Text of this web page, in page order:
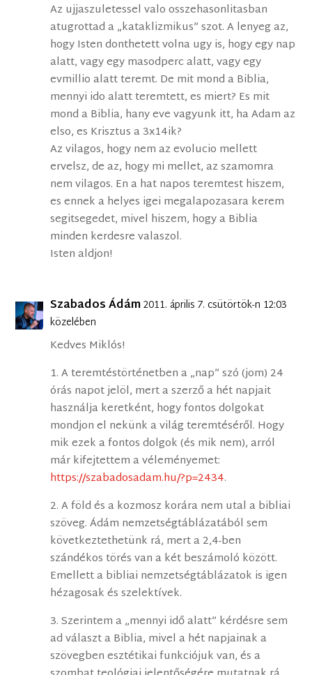
Az ujjaszuletessel valo osszehasonlitasban
atugrottad a „kataklizmikus” szot. A lenyeg az,
hogy Isten donthetett volna ugy is, hogy egy nap
alatt, vagy egy masodperc alatt, vagy egy
evmillio alatt teremt. De mit mond a Biblia,
mennyi ido alatt teremtett, es miert? Es mit
mond a Biblia, hany eve vagyunk itt, ha Adam az
elso, es Krisztus a 3x14ik?
Az vilagos, hogy nem az evolucio mellett
ervelsz, de az, hogy mi mellet, az szamomra
nem vilagos. En a hat napos teremtest hiszem,
es ennek a helyes igei megalapozasara kerem
segitsegedet, mivel hiszem, hogy a Biblia
minden kerdesre valaszol.
Isten aldjon!
Szabados Ádám2011. április 7. csütörtök-n 12:03
közelében
Kedves Miklós!
1. A teremtéstörténetben a „nap” szó (jom) 24
órás napot jelöl, mert a szerző a hét napjait
használja keretként, hogy fontos dolgokat
mondjon el nekünk a világ teremtéséről. Hogy
mik ezek a fontos dolgok (és mik nem), arról
már kifejtettem a véleményemet:
https://szabadosadam.hu/?p=2434.
2. A föld és a kozmosz korára nem utal a bibliai
szöveg. Ádám nemzetségtáblázatából sem
következtethetünk rá, mert a 2,4-ben
szándékos törés van a két beszámoló között.
Emellett a bibliai nemzetségtáblázatok is igen
hézagosak és szelektívek.
3. Szerintem a „mennyi idő alatt” kérdésre sem
ad választ a Biblia, mivel a hét napjainak a
szövegben esztétikai funkciójuk van, és a